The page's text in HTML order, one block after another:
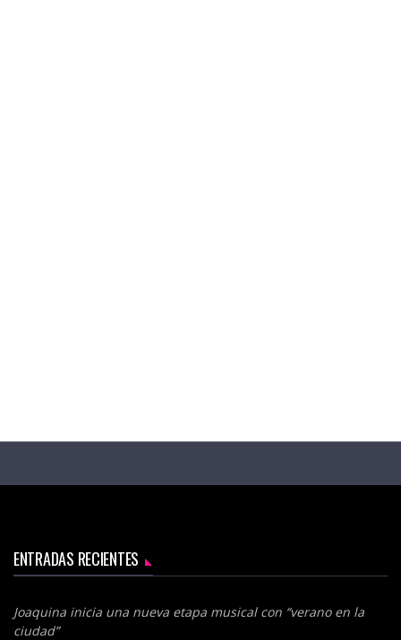
ENTRADAS RECIENTES
Joaquina inicia una nueva etapa musical con “verano en la
ciudad”